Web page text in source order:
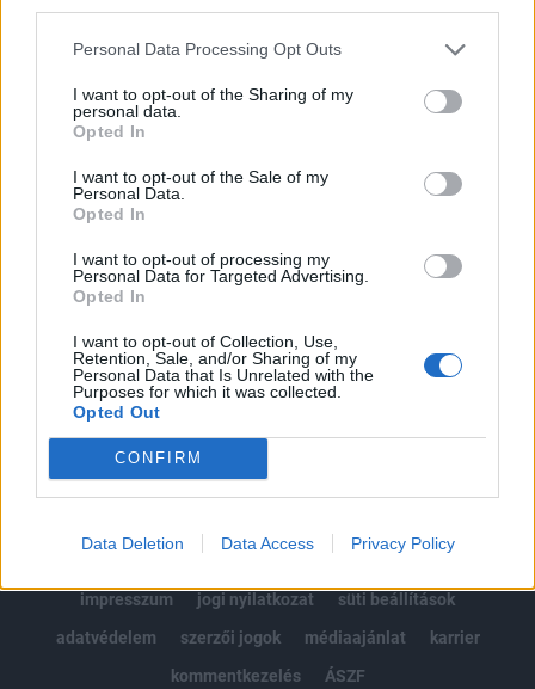
Personal Data Processing Opt Outs
I want to opt-out of the Sharing of my
personal data.
Opted In
I want to opt-out of the Sale of my
Personal Data.
Opted In
I want to opt-out of processing my
Personal Data for Targeted Advertising.
Opted In
I want to opt-out of Collection, Use,
Retention, Sale, and/or Sharing of my
Personal Data that Is Unrelated with the
Purposes for which it was collected.
Opted Out
CONFIRM
Data Deletion Data Access Privacy Policy
tartozik, melynek olvasása előfizetéses
regisztrációhoz kötött.
Az előfizetés a következőket tartalmazza:
Portfolio.hu teljes cikkarchívum
Kötéslisták: BÉT elmúlt 2 év napon belüli
kötéslistái
Előfizetés
MÁR ELŐFIZETŐNK VAGY?BEJELENTKEZÉS
impresszum
jogi nyilatkozat
süti beállítások
adatvédelem
szerzői jogok médiaajánlat
karrier
kommentkezelés
ÁSZF